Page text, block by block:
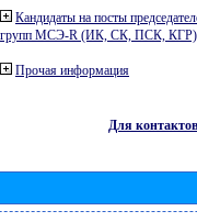
Кандидаты на посты
групп МСЭ-R (ИК, СК, ПСК, КГР)
Прочая информация
Для контактов